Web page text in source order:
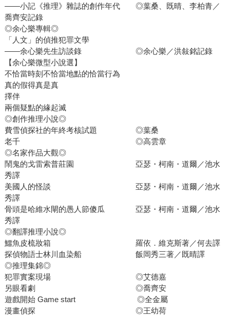
——小記《推理》雜誌的創作年代 ◎葉桑、既晴、李柏青／
喬齊安記錄
◎余心樂專輯◎
「人文」的偵推犯罪文學
——余心樂先生訪談錄 ◎余心樂／洪敍銘記錄
【余心樂微型小說選】
不恰當時刻不恰當地點的恰當行為
真的假得真是真
擇伴
兩個疑點的緣起滅
◎創作推理小說◎
費雪偵探社的年終考核試題 ◎葉桑
老千 ◎高雲章
◎名家作品大觀◎
鬧鬼的戈雷索普莊園 亞瑟・柯南・道爾／池水
秀譯
美國人的怪談 亞瑟・柯南・道爾／池水
秀譯
骨頭是哈維水閘的愚人節傻瓜 亞瑟・柯南・道爾／池水
秀譯
◎翻譯推理小說◎
鱷魚皮梳妝箱 羅依．維克斯著／何去譯
探偵物語士林川血染船 飯岡秀三著／既晴譯
◎推理集錦◎
犯罪實案現場 ◎艾德嘉
另眼看劇 ◎喬齊安
遊戲開始 Game start ◎全金屬
漫畫偵探 ◎王幼荷